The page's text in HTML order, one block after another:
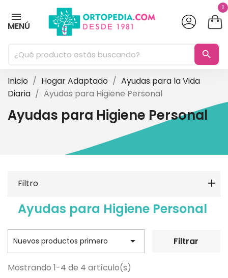
MENÚ
0
search
Inicio Hogar Adaptado
Ayudas para la Vida
Diaria
Ayudas para Higiene Personal
Ayudas para Higiene Personal
Filtro
Ayudas para Higiene Personal
Nuevos productos primero  Filtrar
Mostrando 1-4 de 4 artículo(s)